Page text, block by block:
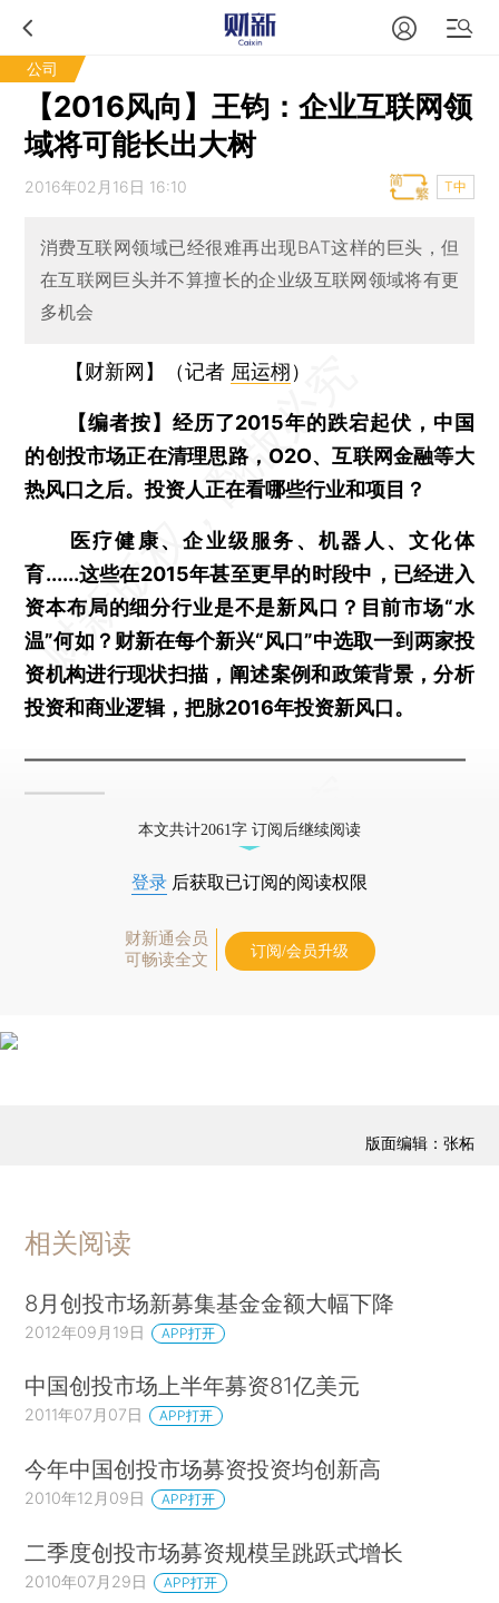
公司
【2016风向】王钧：企业互联网领
域将可能长出大树
2016年02月16日 16:10 T中
消费互联网领域已经很难再出现BAT这样的巨头，但
在互联网巨头并不算擅长的企业级互联网领域将有更
多机会
【财新网】（记者 屈运栩）
【编者按】经历了2015年的跌宕起伏，中国
的创投市场正在清理思路，O2O、互联网金融等大
热风口之后。投资人正在看哪些行业和项目？
医疗健康、企业级服务、机器人、文化体
育......这些在2015年甚至更早的时段中，已经进入
资本布局的细分行业是不是新风口？目前市场“水
温”何如？财新在每个新兴“风口”中选取一到两家投
资机构进行现状扫描，阐述案例和政策背景，分析
投资和商业逻辑，把脉2016年投资新风口。
——————————————————————
————
本文共计2061字 订阅后继续阅读
登录 后获取已订阅的阅读权限
财新通会员
可畅读全文
订阅/会员升级
版面编辑：张柘
相关阅读
8月创投市场新募集基金金额大幅下降
2012年09月19日 APP打开
中国创投市场上半年募资81亿美元
2011年07月07日 APP打开
今年中国创投市场募资投资均创新高
2010年12月09日 APP打开
二季度创投市场募资规模呈跳跃式增长
2010年07月29日 APP打开